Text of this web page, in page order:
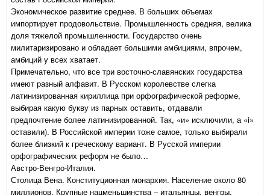
Экономическое развитие среднее. В больших объемах
импортирует продовольствие. Промышленность средняя, велика
доля тяжелой промышленности. Государство очень
милитаризировано и обладает большими амбициями, впрочем,
амбиций у всех хватает.
Примечательно, что все три восточно-славянских государства
имеют разный алфавит. В Русском королевстве слегка
латинизированная кириллица при орфографической реформе,
выбирая какую букву из парных оставить, отдавали
предпочтение более латинизированной. Так, «и» исключили, а «i»
оставили). В Российской империи тоже самое, только выбирали
более близкий к греческому вариант. В Русской империи
орфографических реформ не было…
Австро-Венгро-Италия.
Столица Вена. Конституционная монархия. Население около 80
миллионов. Крупные нацменьшинства – итальянцы, венгры,